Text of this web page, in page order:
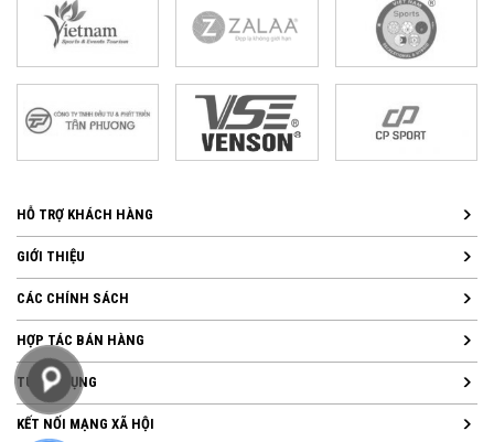
HỖ TRỢ KHÁCH HÀNG
GIỚI THIỆU
CÁC CHÍNH SÁCH
HỢP TÁC BÁN HÀNG
TUYỂN DỤNG
KẾT NỐI MẠNG XÃ HỘI